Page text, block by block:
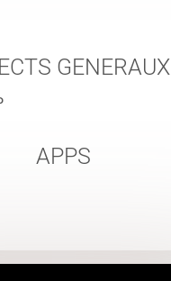
GENERAUX
APPS